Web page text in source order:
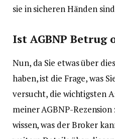
sie in sicheren Händen
Ist AGBNP Betrug
Nun, da Sie etwas über
haben, ist die Frage, was
versucht, die wichtigsten
meiner AGBNP-
wissen, was der Broker